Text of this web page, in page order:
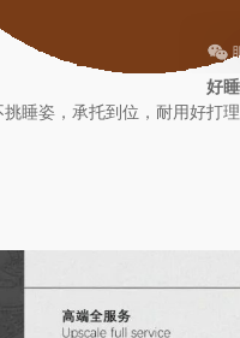
好
挑睡姿，承托到位，耐用好打